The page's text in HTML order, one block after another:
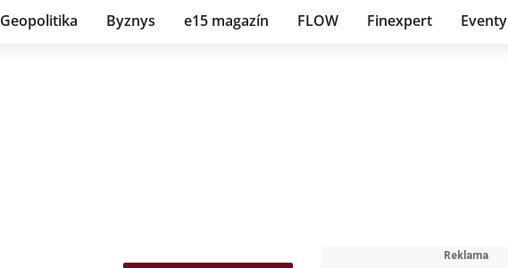
Geopolitika Byznys e15 magazín FLOW Finexpert Eventy